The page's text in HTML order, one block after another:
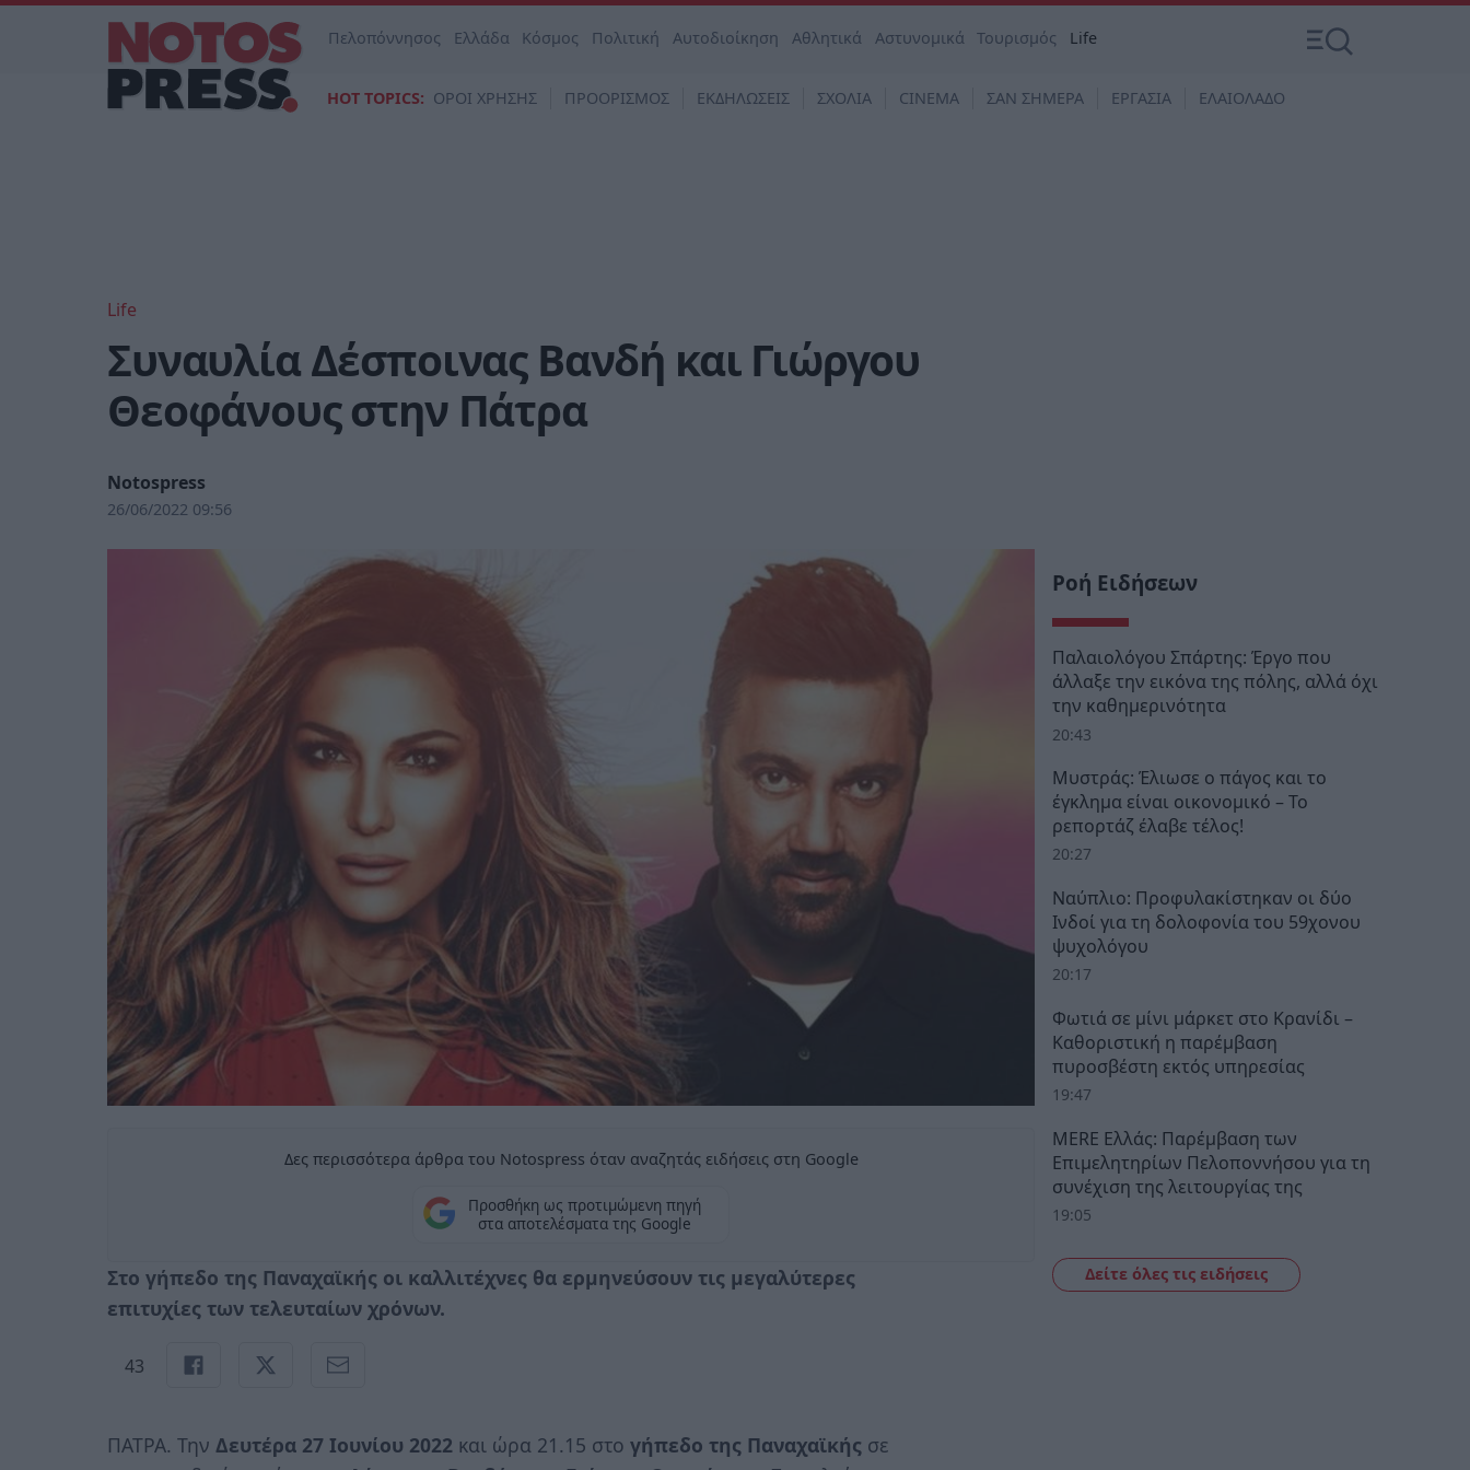
Πελοπόννησος Ελλάδα Κόσμος Πολιτική Αυτοδιοίκηση Αθλητικά Αστυνομικά Τουρισμός Life
HOT TOPICS: ΟΡΟΙ ΧΡΗΣΗΣ ΠΡΟΟΡΙΣΜΟΣ ΕΚΔΗΛΩΣΕΙΣ ΣΧΟΛΙΑ CINEMA ΣΑΝ ΣΗΜΕΡΑ ΕΡΓΑΣΙΑ ΕΛΑΙΟΛΑΔΟ
Life
Συναυλία Δέσποινας Βανδή και Γιώργου
Θεοφάνους στην Πάτρα
Notospress
26/06/2022 09:56
Δες περισσότερα άρθρα του Notospress όταν αναζητάς ειδήσεις στη Google
Προσθήκη ως προτιμώμενη πηγή
στα αποτελέσματα της Google
Στο γήπεδο της Παναχαϊκής οι καλλιτέχνες θα ερμηνεύσουν τις μεγαλύτερες
επιτυχίες των τελευταίων χρόνων.
43
ΠΑΤΡΑ. Την Δευτέρα 27 Ιουνίου 2022 και ώρα 21.15 στο γήπεδο της Παναχαϊκής σε
Ροή Ειδήσεων
Παλαιολόγου Σπάρτης: Έργο που
άλλαξε την εικόνα της πόλης, αλλά όχι
την καθημερινότητα
20:43
Μυστράς: Έλιωσε ο πάγος και το
έγκλημα είναι οικονομικό – Το
ρεπορτάζ έλαβε τέλος!
20:27
Ναύπλιο: Προφυλακίστηκαν οι δύο
Ινδοί για τη δολοφονία του 59χονου
ψυχολόγου
20:17
Φωτιά σε μίνι μάρκετ στο Κρανίδι –
Καθοριστική η παρέμβαση
πυροσβέστη εκτός υπηρεσίας
19:47
MERE Ελλάς: Παρέμβαση των
Επιμελητηρίων Πελοποννήσου για τη
συνέχιση της λειτουργίας της
19:05
Δείτε όλες τις ειδήσεις